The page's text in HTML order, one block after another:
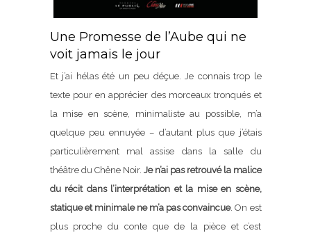
Une Promesse de l’Aube qui ne
voit jamais le jour
Et j’ai hélas été un peu déçue. Je connais trop le
texte pour en apprécier des morceaux tronqués et
la mise en scène, minimaliste au possible, m’a
quelque peu ennuyée – d’autant plus que j’étais
particulièrement mal assise dans la salle du
théâtre du Chêne Noir. Je n’ai pas retrouvé la malice
du récit dans l’interprétation et la mise en scène,
statique et minimale ne m’a pas convaincue. On est
plus proche du conte que de la pièce et c’est